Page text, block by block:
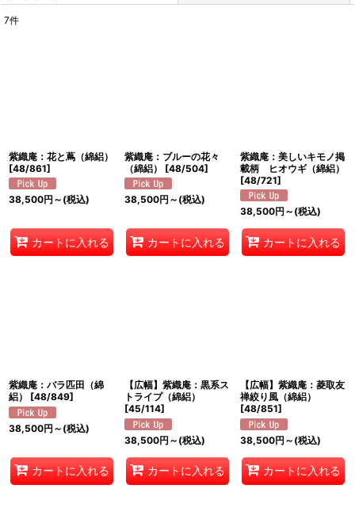
7件
紫織庵：花と蔦（綿絽）
[48/861]
38,500円 ～ (税込)
カートに入れる
紫織庵：ブルーの花々
（綿絽）
[48/504]
38,500円 ～ (税込)
カートに入れる
紫織庵：美しいキモノ掲
載柄 ヒオウギ（綿絽）
[48/721]
38,500円 ～ (税込)
カートに入れる
紫織庵：バラ匹田（綿
絽）
[48/849]
38,500円 ～ (税込)
カートに入れる
【広幅】紫織庵：黒系ス
トライプ（綿絽）
[45/114]
38,500円 ～ (税込)
カートに入れる
【広幅】紫織庵：菱取友
禅絞り風（綿絽）
[48/851]
38,500円 ～ (税込)
カートに入れる